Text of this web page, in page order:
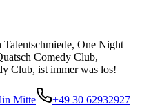
One Night
Comedy Club,
Club, ist immer was los!
Mitte
+49 30 62932927